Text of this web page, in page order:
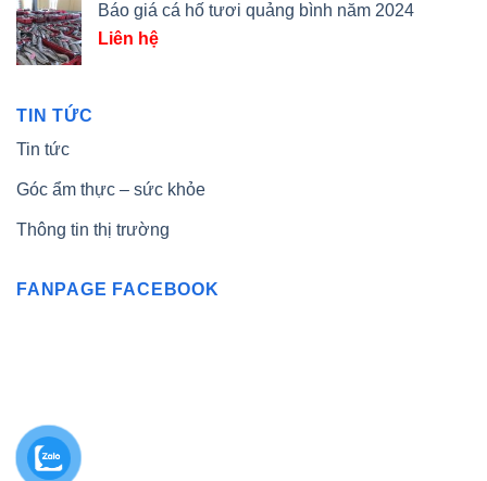
Báo giá cá hố tươi quảng bình năm 2024
Liên hệ
TIN TỨC
Tin tức
Góc ẩm thực – sức khỏe
Thông tin thị trường
FANPAGE FACEBOOK